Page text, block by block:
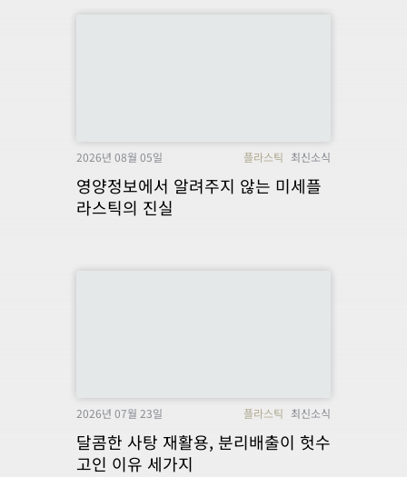
2026년 08월 05일 플라스틱 최신소식
영양정보에서 알려주지 않는 미세플
라스틱의 진실
2026년 07월 23일 플라스틱 최신소식
달콤한 사탕 재활용, 분리배출이 헛수
고인 이유 세가지